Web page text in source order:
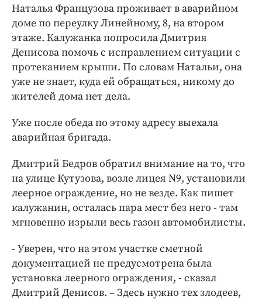
Наталья Французова проживает в аварийном
доме по переулку Линейному, 8, на втором
этаже. Калужанка попросила Дмитрия
Денисова помочь с исправлением ситуации с
протеканием крыши. По словам Натальи, она
уже не знает, куда ей обращаться, никому до
жителей дома нет дела.
Уже после обеда по этому адресу выехала
аварийная бригада.
Дмитрий Бедров обратил внимание на то, что
на улице Кутузова, возле лицея N9, установили
леерное ограждение, но не везде. Как пишет
калужанин, осталась пара мест без него - там
мгновенно изрыли весь газон автомобилисты.
- Уверен, что на этом участке сметной
документацией не предусмотрена была
установка леерного ограждения, - сказал
Дмитрий Денисов. – Здесь нужно тех злодеев,